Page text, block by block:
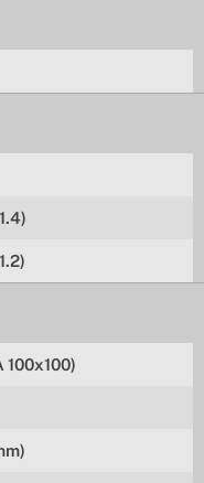
100x100)